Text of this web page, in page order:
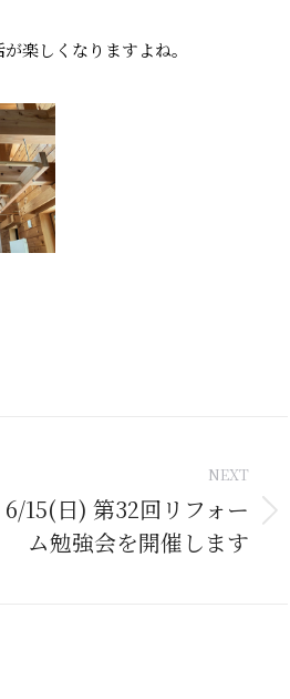
楽しくなりますよね。
NEXT
Next
6/15(日) 第32回リフォー
ム勉強会を開催します